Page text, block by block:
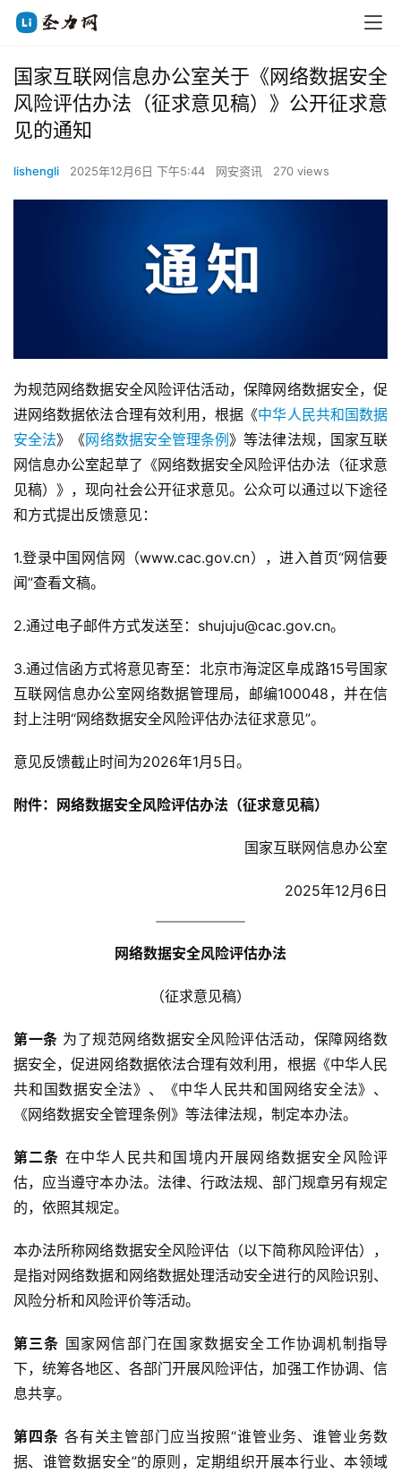
国家互联网信息办公室关于《网络数据安全
风险评估办法（征求意见稿）》公开征求意
见的通知
lishengli 2025年12月6日 下午5:44 网安资讯 270 views
为规范网络数据安全风险评估活动，保障网络数据安全，促
进网络数据依法合理有效利用，根据《中华人民共和国数据
安全法》《网络数据安全管理条例》等法律法规，国家互联
网信息办公室起草了《网络数据安全风险评估办法（征求意
见稿）》，现向社会公开征求意见。公众可以通过以下途径
和方式提出反馈意见：
1.登录中国网信网（www.cac.gov.cn），进入首页“网信要
闻”查看文稿。
2.通过电子邮件方式发送至：shujuju@cac.gov.cn。
3.通过信函方式将意见寄至：北京市海淀区阜成路15号国家
互联网信息办公室网络数据管理局，邮编100048，并在信
封上注明“网络数据安全风险评估办法征求意见”。
意见反馈截止时间为2026年1月5日。
附件：网络数据安全风险评估办法（征求意见稿）
国家互联网信息办公室
2025年12月6日
网络数据安全风险评估办法
（征求意见稿）
第一条 为了规范网络数据安全风险评估活动，保障网络数
据安全，促进网络数据依法合理有效利用，根据《中华人民
共和国数据安全法》、《中华人民共和国网络安全法》、
《网络数据安全管理条例》等法律法规，制定本办法。
第二条 在中华人民共和国境内开展网络数据安全风险评
估，应当遵守本办法。法律、行政法规、部门规章另有规定
的，依照其规定。
本办法所称网络数据安全风险评估（以下简称风险评估），
是指对网络数据和网络数据处理活动安全进行的风险识别、
风险分析和风险评价等活动。
第三条 国家网信部门在国家数据安全工作协调机制指导
下，统筹各地区、各部门开展风险评估，加强工作协调、信
息共享。
第四条 各有关主管部门应当按照“谁管业务、谁管业务数
据、谁管数据安全”的原则，定期组织开展本行业、本领域